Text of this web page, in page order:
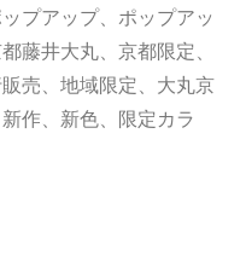
ー:
プアップ、 ポップアッ
藤井大丸、 京都限定、
売、 地域限定、 大丸京
新作、 新色、 限定カラ